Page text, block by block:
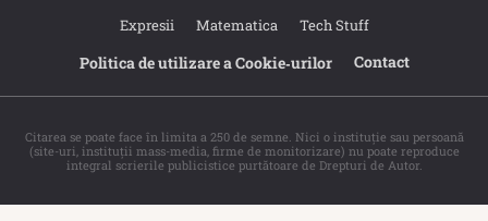
Expresii
Matematica Tech Stuff
Politica de utilizare a Cookie‐urilor Contact
Citarea se poate face în limita a 250 de semne. Nici o instituţie sau persoană
(site-uri, instituţii mass-media, firme de monitorizare) nu poate reproduce
integral scrierile publicistice purtătoare de Drepturi de Autor.